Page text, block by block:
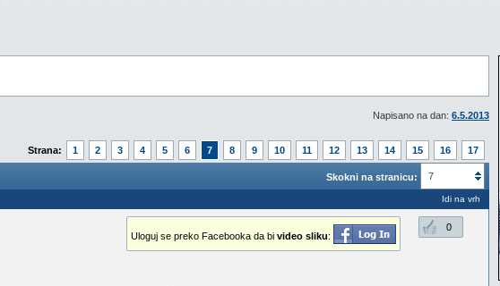
Napisano na dan: 6.5.2013
Strana: 1 2 3 4 5 6 7 8 9 10 11 12 13 14 15 16 17
Skokni na stranicu: 7
Idi na vrh
0
Uloguj se preko Facebooka da bi video sliku: